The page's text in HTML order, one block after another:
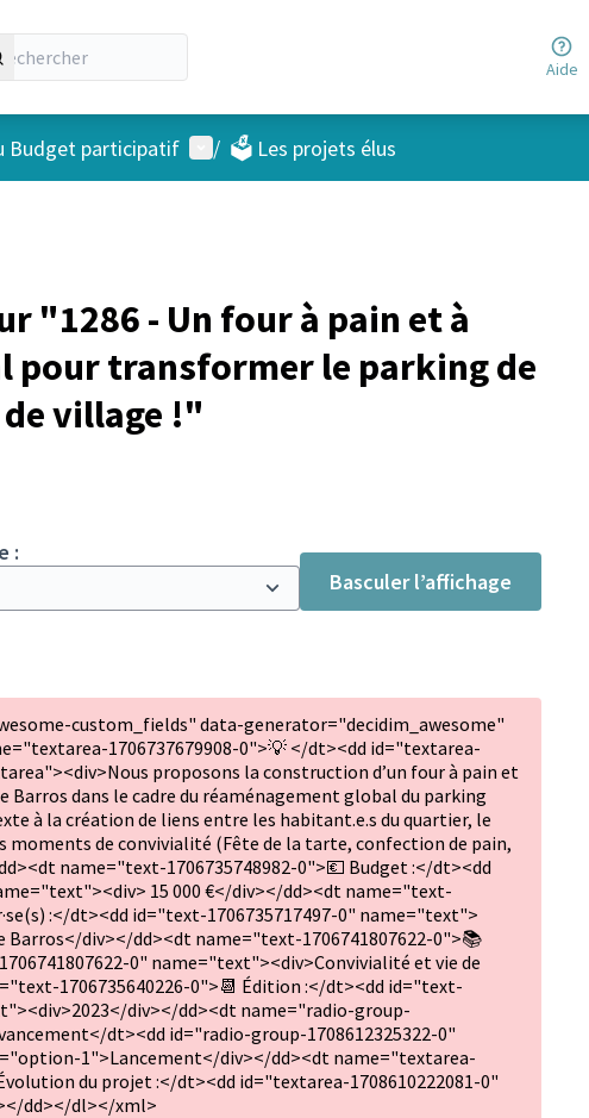
Aide
Budget participatif Menu utilisateur
/ 🗳️ Les projets élus
"1286 - Un four à pain et à
pour transformer le parking de
village !"
:
Basculer l’affichage
custom_fields" data-generator="decidim_awesome"
1706737679908-0">💡 </dt><dd id="textarea-
proposons la construction d’un four à pain et
Barros dans le cadre du réaménagement global du parking
à la création de liens entre les habitant.e.s du quartier, le
moments de convivialité (Fête de la tarte, confection de pain,
name="text-1706735748982-0">💶 Budget :</dt><dd
15 000 €</div></dd><dt name="text-
:</dt><dd id="text-1706735717497-0" name="text">
Barros</div></dd><dt name="text-1706741807622-0">📚
0" name="text"><div>Convivialité et vie de
1706735640226-0">📆 Édition :</dt><dd id="text-
div></dd><dt name="radio-group-
dt><dd id="radio-group-1708612325322-0"
1">Lancement</div></dd><dt name="textarea-
du projet :</dt><dd id="textarea-1708610222081-0"
dd></dl></xml>